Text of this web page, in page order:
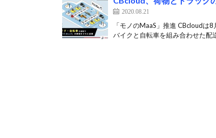
2020.08.21
「モノのMaaS」推進 CBcloud
バイクと自転車を組み合わせた配